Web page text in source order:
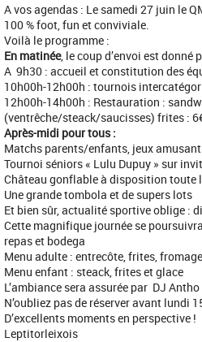
A vos agendas : Le samedi 27 juin le
100 % foot, fun et conviviale.
Voilà le programme :
En matinée, le coup d’envoi est donné
A 9h30 : accueil et constitution des
10h00h-12h00h : tournois
12h00h-14h00h : Restauration :
(ventrêche/steack/saucisses) frites :
Après-midi pour tous :
Matchs parents/enfants, jeux
Tournoi séniors « Lulu Dupuy » sur
Château gonflable à disposition toute
Une grande tombola et de supers lots
Et bien sûr, actualité sportive oblige :
Cette magnifique journée se
repas et bodega
Menu adulte : entrecôte, frites,
Menu enfant : steack, frites et glace
L’ambiance sera assurée par DJ Antho
N’oubliez pas de réserver avant lundi
D’excellents moments en perspective !
Leptitorleixois